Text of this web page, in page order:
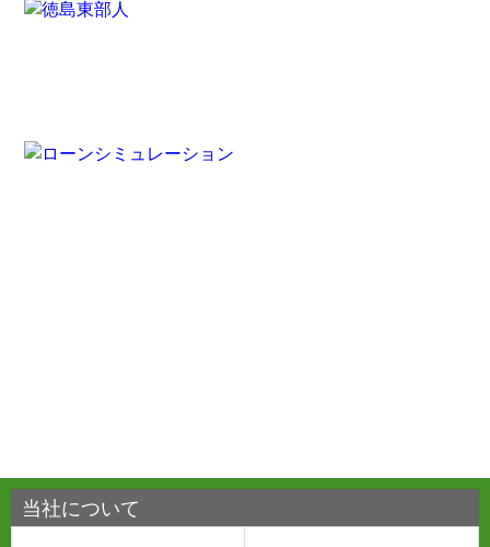
当社について